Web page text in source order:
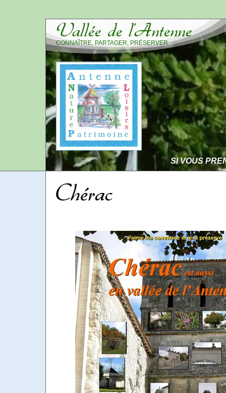
Vallée de l’Antenne
CONNAÎTRE, PARTAGER, PRÉSERVER
SI VOUS
Chérac